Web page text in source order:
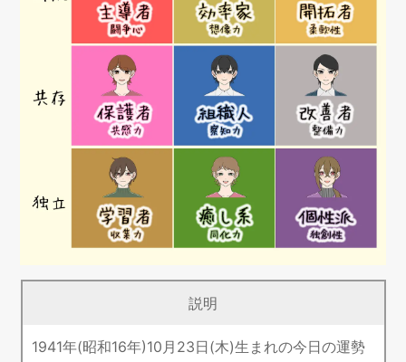
説明
1941年(昭和16年)10月23日(木)生まれの今日の運勢